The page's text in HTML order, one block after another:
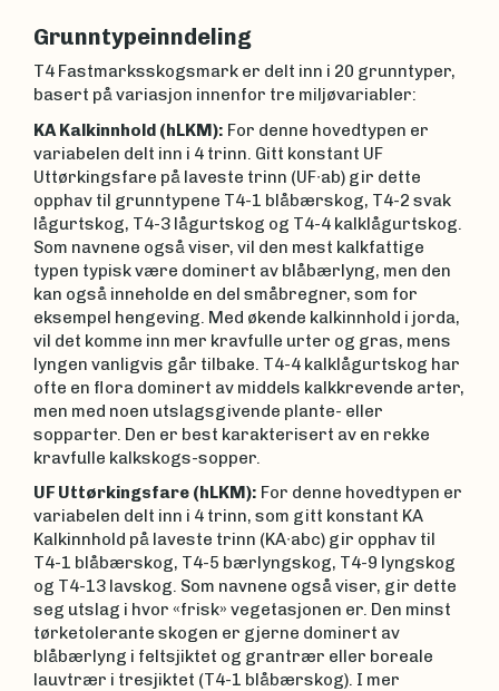
Grunntypeinndeling
T4 Fastmarksskogsmark er delt inn i 20 grunntyper,
basert på variasjon innenfor tre miljøvariabler:
KA Kalkinnhold (hLKM): For denne hovedtypen er
variabelen delt inn i 4 trinn. Gitt konstant UF
Uttørkingsfare på laveste trinn (UF∙ab) gir dette
opphav til grunntypene T4-1 blåbærskog, T4-2 svak
lågurtskog, T4-3 lågurtskog og T4-4 kalklågurtskog.
Som navnene også viser, vil den mest kalkfattige
typen typisk være dominert av blåbærlyng, men den
kan også inneholde en del småbregner, som for
eksempel hengeving. Med økende kalkinnhold i jorda,
vil det komme inn mer kravfulle urter og gras, mens
lyngen vanligvis går tilbake. T4-4 kalklågurtskog har
ofte en flora dominert av middels kalkkrevende arter,
men med noen utslagsgivende plante- eller
sopparter. Den er best karakterisert av en rekke
kravfulle kalkskogs-sopper.
UF Uttørkingsfare (hLKM): For denne hovedtypen er
variabelen delt inn i 4 trinn, som gitt konstant KA
Kalkinnhold på laveste trinn (KA∙abc) gir opphav til
T4-1 blåbærskog, T4-5 bærlyngskog, T4-9 lyngskog
og T4-13 lavskog. Som navnene også viser, gir dette
seg utslag i hvor «frisk» vegetasjonen er. Den minst
tørketolerante skogen er gjerne dominert av
blåbærlyng i feltsjiktet og grantrær eller boreale
lauvtrær i tresjiktet (T4-1 blåbærskog). I mer